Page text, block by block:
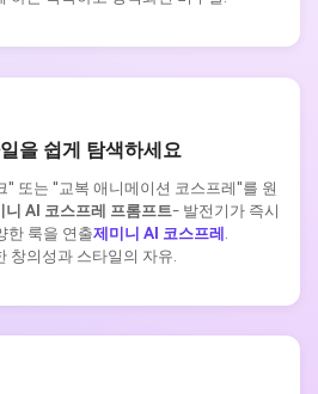
을 쉽게 탐색하세요
또는 "교복 애니메이션 코스프레"를 원
니 AI 코스프레 프롬프트- 발전기가 즉시
한 룩을 연출제미니 AI 코스프레
창의성과 스타일의 자유.